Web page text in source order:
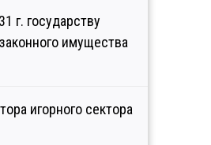
г. государству
имущества
игорного сектора